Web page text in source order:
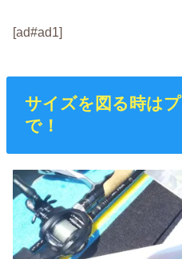
[ad#ad1]
サイズを図る時は
で！